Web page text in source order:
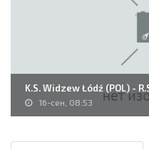
K.S. Widzew Łódź (POL) -
16-сен, 08:53